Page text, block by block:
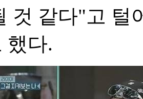
것 같다"고 털
했다.